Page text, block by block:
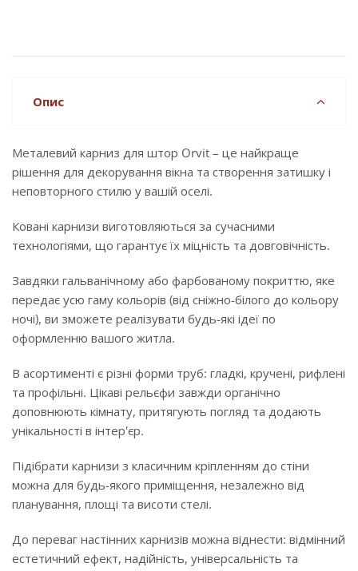
Опис
Металевий карниз для штор Orvit – це найкраще
рішення для декорування вікна та створення затишку і
неповторного стилю у вашій оселі.
Ковані карнизи виготовляються за сучасними
технологіями, що гарантує їх міцність та довговічність.
Завдяки гальванічному або фарбованому покриттю, яке
передає усю гаму кольорів (від сніжно-білого до кольору
ночі), ви зможете реалізувати будь-які ідеї по
оформленню вашого житла.
В асортименті є різні форми труб: гладкі, кручені, рифлені
та профільні. Цікаві рельєфи завжди органічно
доповнюють кімнату, притягують погляд та додають
унікальності в інтер'єр.
Підібрати карнизи з класичним кріпленням до стіни
можна для будь-якого приміщення, незалежно від
планування, площі та висоти стелі.
До переваг настінних карнизів можна віднести: відмінний
естетичний ефект, надійність, універсальність та